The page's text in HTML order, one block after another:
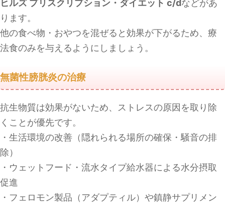
ヒルズ プリスクリプション・ダイエット c/dなどがあ
ります。
他の食べ物・おやつを混ぜると効果が下がるため、療
法食のみを与えるようにしましょう。
無菌性膀胱炎の治療
抗生物質は効果がないため、ストレスの原因を取り除
くことが優先です。
・生活環境の改善（隠れられる場所の確保・騒音の排
除）
・ウェットフード・流水タイプ給水器による水分摂取
促進
・フェロモン製品（アダプティル）や鎮静サプリメン